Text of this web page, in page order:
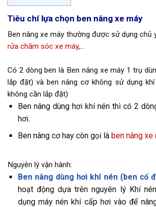
Tiêu chí lựa chọn ben nâng xe máy
Ben nâng xe máy thường được sử dụng chủ
rửa chăm sóc xe máy,…
Có 2 dòng ben là Ben nâng xe máy 1 trụ
lắp đặt) và ben nâng cơ không sử dụng
không cần lắp đặt)
Ben nâng dùng hơi khí nén thì có 2
hơi.
Ben nâng cơ hay còn gọi là ben nâng
Nguyên lý vận hành:
Ben nâng dùng hơi khí nén (ben cố
hoạt động dựa trên nguyên lý Khí
dụng máy nén khí cấp hơi vào để